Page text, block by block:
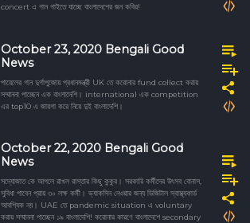
concert এ গান গাইতে যাচ্ছে বাংলাদেশের জন কবির!
October 23, 2020 Bengali Good
News
পায়েলের গান দুর্গাপুজোয় প্রধানমন্ত্রী UK তে করোনার fund collect করায়
সম্মাননা পাচ্ছেন এক বাংলাদেশি। international এক competition
এর top10 এ জায়গা করে নিয়ে দুই বাংলাদেশি।
October 22, 2020 Bengali Good
News
সদ্যোজাত কে আগলে রাখল রাস্তার কিছু কুকুর। সরকারি কর্মীদের উৎসব বোনাস,
সুবিধা পাবেন প্রায় ৩০ লক্ষ কর্মী। ভ্যাকসিন নেওয়ার জন্য ডিজিটাল স্বাস্থ্যকার্ড
আবশ্যিক নয়। UAE তে pandemic situation এ voluntary
করায় সম্মাননা পাচ্ছেন ১৯ বাংলাদেশি! করোনার কারণে বাংলাদেশে secondary